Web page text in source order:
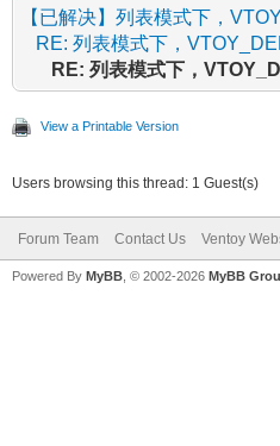
【已解决】列表模式下，
RE: 列表模式下，
RE: 列表模式下，
View a Printable Version
Users browsing this thread: 1 Guest(s)
Forum Team Contact Us Ventoy
Powered By MyBB , © 2002-2026 MyBB